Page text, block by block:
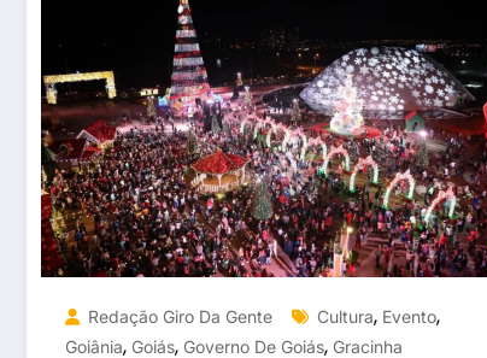
Redação Giro Da Gente Cultura, Evento,
Goiânia, Goiás, Governo De Goiás, Gracinha